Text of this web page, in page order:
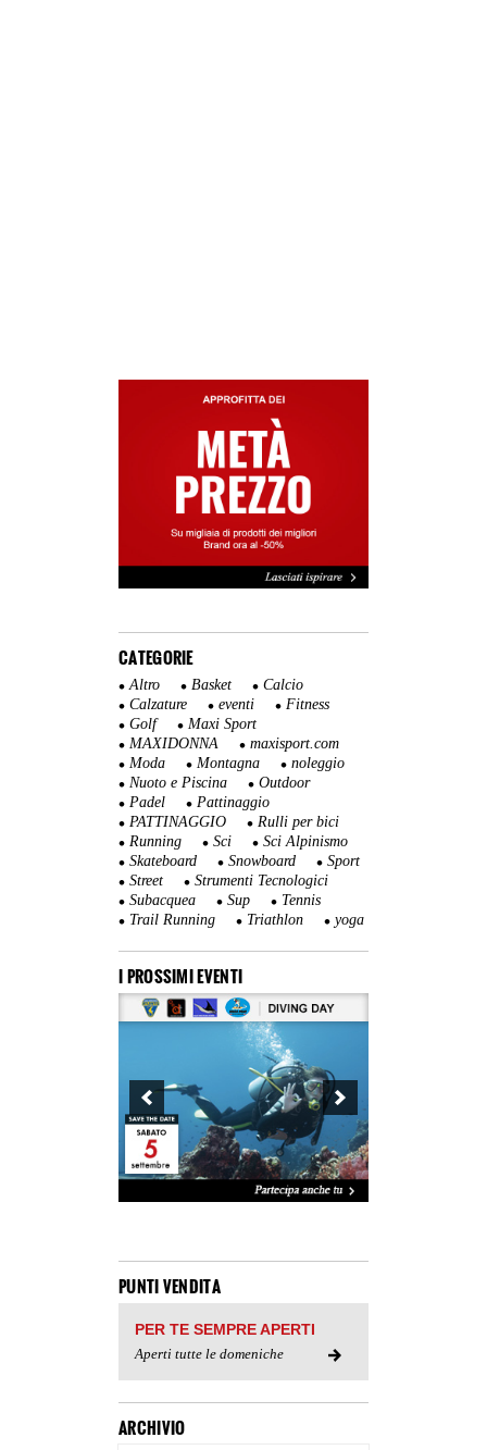
CATEGORIE
Altro Basket
Calcio
Calzature
eventi
Fitness
Golf
Maxi Sport
MAXIDONNA
maxisport.com
Moda
Montagna
noleggio
Nuoto e Piscina
Outdoor
Padel
Pattinaggio
PATTINAGGIO
Rulli per bici
Running
Sci
Sci Alpinismo
Skateboard
Snowboard
Sport
Street
Strumenti Tecnologici
Subacquea
Sup
Tennis
Trail Running
Triathlon yoga
I PROSSIMI EVENTI
PUNTI VENDITA
PER TE SEMPRE APERTI
Aperti tutte le domeniche
ARCHIVIO